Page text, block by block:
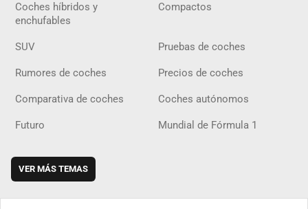
Coches híbridos y
enchufables
Compactos
SUV Pruebas de coches
Rumores de coches Precios de coches
Comparativa de coches Coches autónomos
Futuro Mundial de Fórmula 1
VER MÁS TEMAS